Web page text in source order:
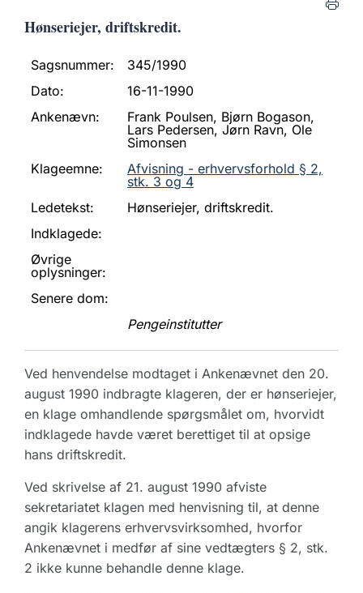
Hønseriejer, driftskredit.
Sagsnummer:
345/1990
Dato:
16-11-1990
Ankenævn:
Frank Poulsen, Bjørn Bogason,
Lars Pedersen, Jørn Ravn, Ole
Simonsen
Klageemne:
Afvisning - erhvervsforhold § 2,
stk. 3 og 4
Ledetekst:
Hønseriejer, driftskredit.
Indklagede:
Øvrige
oplysninger:
Senere dom:
Pengeinstitutter
Ved henvendelse modtaget i Ankenævnet den 20.
august 1990 indbragte klageren, der er hønseriejer,
en klage omhandlende spørgsmålet om, hvorvidt
indklagede havde været berettiget til at opsige
hans driftskredit.
Ved skrivelse af 21. august 1990 afviste
sekretariatet klagen med henvisning til, at denne
angik klagerens erhvervsvirksomhed, hvorfor
Ankenævnet i medfør af sine vedtægters § 2, stk.
2 ikke kunne behandle denne klage.